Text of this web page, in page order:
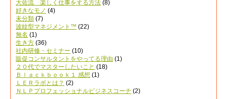
大佐流 楽しく仕事をする方法 (8)
好きなモノ (4)
未分類 (7)
波紋型マネジメント™ (22)
無名 (1)
生き方 (36)
社内研修・セミナー (10)
販促コンサルタントをやってる理由 (1)
２０代でマスターしたいこと (18)
Ｂｌａｃｋｂｏｏｋ１ 感想 (1)
ＬＥＲラボとは？ (2)
ＮＬＰプロフェッショナルビジネスコーチ (2)